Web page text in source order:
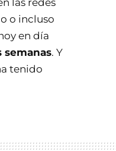
las redes
o incluso
en día
semanas. Y
tenido